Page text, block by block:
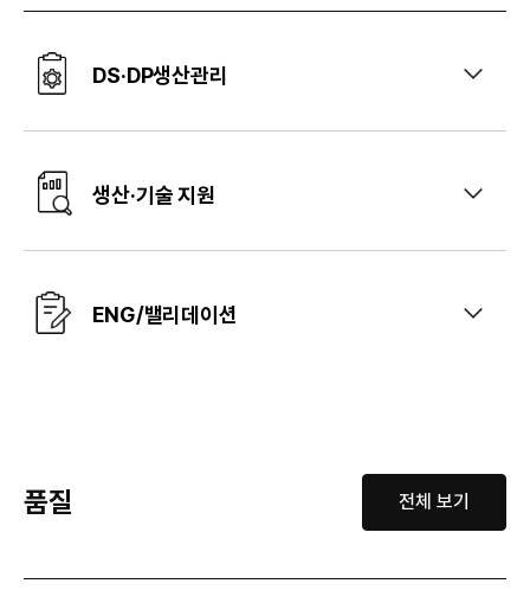
DS·DP생산관리
생산·기술 지원
ENG/밸리데이션
품질 전체 보기